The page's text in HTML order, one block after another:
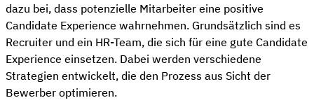
dazu bei, dass potenzielle Mitarbeiter eine positive
Candidate Experience wahrnehmen. Grundsätzlich sind es
Recruiter und ein HR-Team, die sich für eine gute Candidate
Experience einsetzen. Dabei werden verschiedene
Strategien entwickelt, die den Prozess aus Sicht der
Bewerber optimieren.